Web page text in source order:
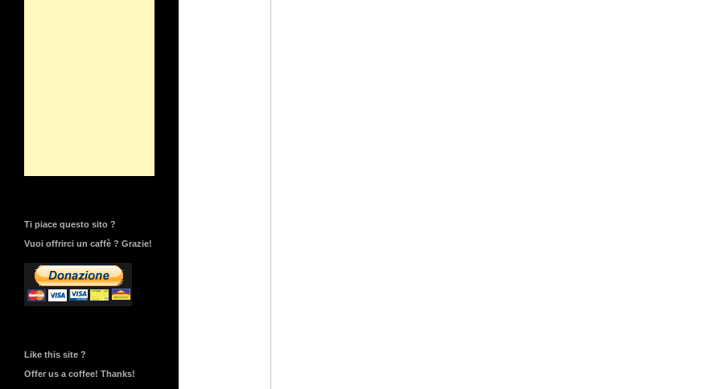
Ti piace questo sito ?
Vuoi offrirci un caffè ? Grazie!
Like this site ?
Offer us a coffee! Thanks!